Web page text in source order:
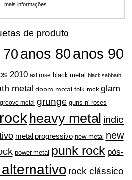
mais informações
de produto
70 anos 80anos 90
2010 axl rose black metal black sabbath
metal doom metal folk rock glam
groove metal grunge guns n' roses
heavy metal indie
metal progressivo new metal new
power metal punk rock pós-
rock clássico